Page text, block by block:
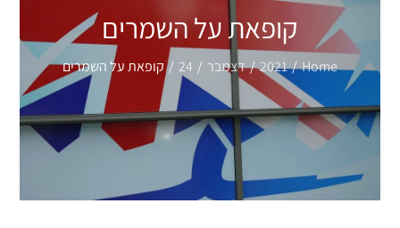
קופאת על השמרים
Home
2021 דצמבר 24 קופאת על השמרים